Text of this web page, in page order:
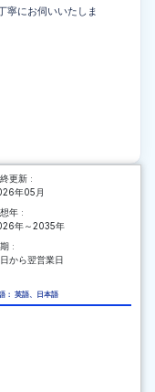
寧にお伺いいたしま
更新 :
年05月
年 :
年～2035年
:
から翌営業日
： 英語、日本語